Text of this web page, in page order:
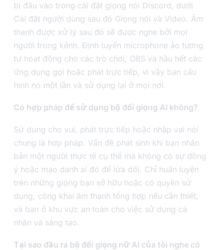
bị đầu vào trong cài đặt giọng nói Discord, dưới
Cài đặt người dùng sau đó Giọng nói và Video. Âm
thanh được xử lý sau đó sẽ được nghe bởi mọi
người trong kênh. Định tuyến microphone ảo tương
tự hoạt động cho các trò chơi, OBS và hầu hết các
ứng dụng gọi hoặc phát trực tiếp, vì vậy bạn cấu
hình nó một lần và sử dụng lại ở mọi nơi.
Có hợp pháp để sử dụng bộ đổi giọng AI không?
Sử dụng cho vui, phát trực tiếp hoặc nhập vai nói
chung là hợp pháp. Vấn đề phát sinh khi bạn nhân
bản một người thực tế cụ thể mà không có sự đồng
ý hoặc mạo danh ai đó để lừa dối. Chỉ huấn luyện
trên những giọng bạn sở hữu hoặc có quyền sử
dụng, công khai âm thanh tổng hợp nếu cần thiết,
và bạn ở khu vực an toàn cho việc sử dụng cá
nhân và sáng tạo.
Tại sao đầu ra bộ đổi giọng nữ AI của tôi nghe có